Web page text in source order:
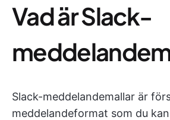
Vad är Slack-
Slack-meddelandemallar är
meddelandeformat som du